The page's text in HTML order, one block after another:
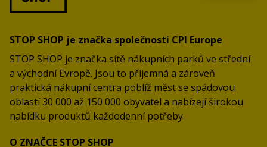
STOP SHOP je značka společnosti CPI Europe
STOP SHOP je značka sítě nákupních parků ve střední
a východní Evropě. Jsou to příjemná a zároveň
praktická nákupní centra poblíž měst se spádovou
oblastí 30 000 až 150 000 obyvatel a nabízejí širokou
nabídku produktů každodenní potřeby.
O ZNAČCE STOP SHOP